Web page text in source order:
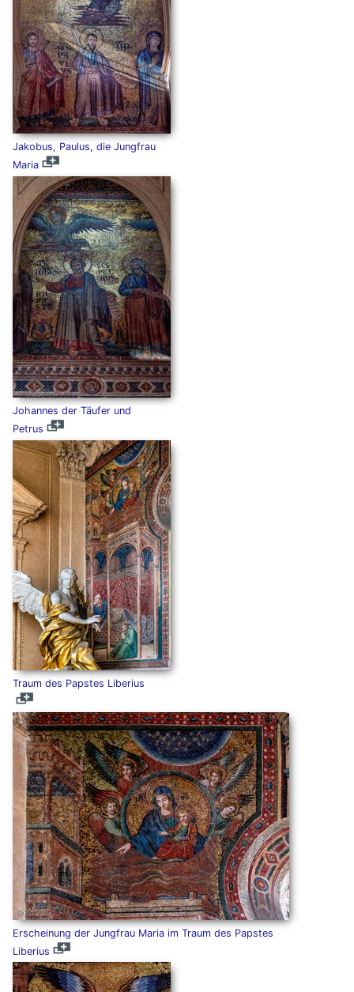
Jakobus, Paulus, die Jungfrau
Maria
Johannes der Täufer und
Petrus
Traum des Papstes Liberius
Erscheinung der Jungfrau Maria im Traum des Papstes
Liberius